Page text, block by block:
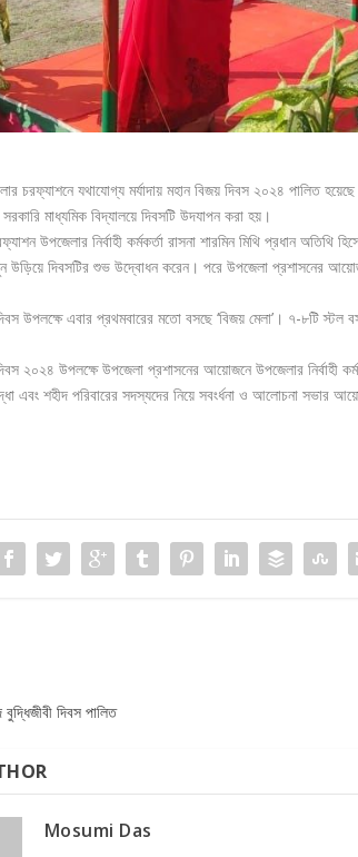
চরফ্যাশনে যথাযোগ্য মর্যাদায় মহান বিজয় দিবস ২০২৪ পালিত
মাধ্যমিক বিদ্যালয়ে দিবসটি উদযাপন করা হয়।
উপজেলার নির্বাহী কর্মকর্তা রাসনা শারমিন মিথি প্রধান
দিবসটির শুভ উদ্বোধন করেন। পরে উপজেলা প্রশাসনের
উপলক্ষে এবার প্রথমবারের মতো বসছে ‘বিজয় মেলা’। ৭-৮টি স্টল
২০২৪ উপলক্ষে উপজেলা প্রশাসনের আয়োজনে উপজেলার নির্বাহী
এবং শহীদ পরিবারের সদস্যদের নিয়ে সবংর্ধনা ও আলোচনা সভার
দিবস পালিত
Mosumi Das